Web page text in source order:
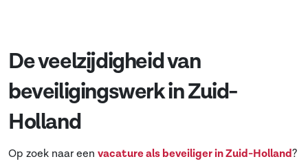
De veelzijdigheid van
beveiligingswerk in Zuid-
Holland
Op zoek naar een vacature als beveiliger in Zuid-Holland?